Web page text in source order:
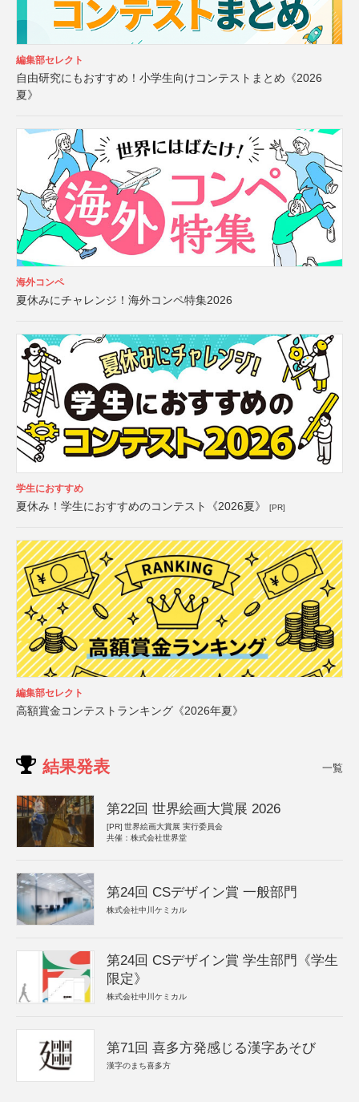
編集部セレクト
自由研究にもおすすめ！小学生向けコンテストまとめ《2026
夏》
海外コンペ
夏休みにチャレンジ！海外コンペ特集2026
学生におすすめ
夏休み！学生におすすめのコンテスト《2026夏》 [PR]
編集部セレクト
高額賞金コンテストランキング《2026年夏》
結果発表 一覧
第22回 世界絵画大賞展 2026
[PR] 世界絵画大賞展 実行委員会
共催：株式会社世界堂
第24回 CSデザイン賞 一般部門
株式会社中川ケミカル
第24回 CSデザイン賞 学生部門《学生
限定》
株式会社中川ケミカル
第71回 喜多方発感じる漢字あそび
漢字のまち喜多方